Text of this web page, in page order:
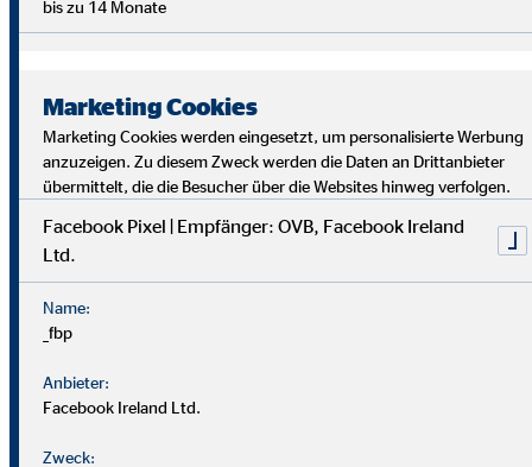
Bei uns findest du Sicherheit, Selbstbestimmung und
Flexibilität. Teamarbeit und Austausch stehen im
Mittelpunkt. Dein Alltag ist vielfältig, da jede*r Kund*in
individuelle Lösungen braucht. Als OVB-Berater*in
unterstützt du Kund*innen, die richtigen finanziellen
Entscheidungen zu treffen.
bis zu 14 Monate
Marketing Cookies
Marketing Cookies werden eingesetzt, um personalisierte Werbung
anzuzeigen. Zu diesem Zweck werden die Daten an Drittanbieter
übermittelt, die die Besucher über die Websites hinweg verfolgen.
Facebook Pixel | Empfänger: OVB, Facebook Ireland
Ltd.
Name:
_fbp
Anbieter:
Facebook Ireland Ltd.
Zweck: